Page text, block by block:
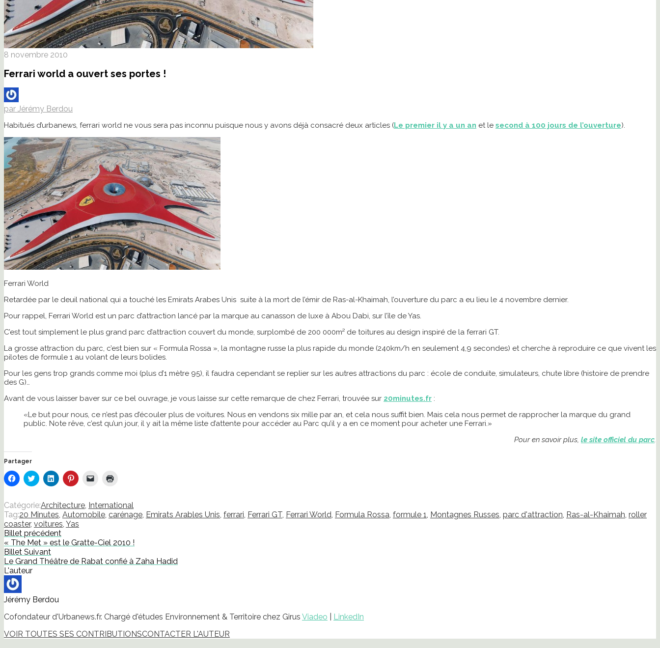
8 novembre 2010
Ferrari world a ouvert ses portes !
par Jérémy Berdou
Habitués d’urbanews, ferrari world ne vous sera pas inconnu puisque nous y avons déjà consacré deux articles (Le premier il y a un an et le second à 100 jours de l’ouverture).
Ferrari World
Retardée par le deuil national qui a touché les Emirats Arabes Unis suite à la mort de l’émir de Ras-al-Khaimah, l’ouverture du parc a eu lieu le 4 novembre dernier.
Pour rappel, Ferrari World est un parc d’attraction lancé par la marque au canasson de luxe à Abou Dabi, sur l’île de Yas.
C’est tout simplement le plus grand parc d’attraction couvert du monde, surplombé de 200 000m² de toitures au design inspiré de la ferrari GT.
La grosse attraction du parc, c’est bien sur « Formula Rossa », la montagne russe la plus rapide du monde (240km/h en seulement 4,9 secondes) et cherche à reproduire ce que vivent les
pilotes de formule 1 au volant de leurs bolides.
Pour les gens trop grands comme moi (plus d’1 mètre 95), il faudra cependant se replier sur les autres attractions du parc : école de conduite, simulateurs, chute libre (histoire de prendre
des G)…
Avant de vous laisser baver sur ce bel ouvrage, je vous laisse sur cette remarque de chez Ferrari, trouvée sur 20minutes.fr :
«Le but pour nous, ce n’est pas d’écouler plus de voitures. Nous en vendons six mille par an, et cela nous suffit bien. Mais cela nous permet de rapprocher la marque du grand
public. Note rêve, c’est qu’un jour, il y ait la même liste d’attente pour accéder au Parc qu’il y a en ce moment pour acheter une Ferrari.»
Pour en savoir plus, le site officiel du parc.
Partager
Cliquez
pour
Facebook(ouvre
dans
une
nouvelle
fenêtre)
Cliquez
pour
Twitter(ouvre
dans
une
nouvelle
fenêtre)
Cliquez
pour
LinkedIn(ouvre
dans
une
nouvelle
fenêtre)
Cliquez
pour
Pinterest(ouvre
dans
une
nouvelle
fenêtre)
Cliquer
pour
lien
par
e-
ami(ouvre
dans
nouvelle
fenêtre)
une
nouvelle
fenêtre)
Catégorie:Architecture, International
Tag:20 Minutes, Automobile, carénage, Emirats Arables Unis, ferrari, Ferrari GT, Ferrari World, Formula Rossa, formule 1, Montagnes Russes, parc d'attraction, Ras-al-Khaimah, roller
coaster, voitures, Yas
Billet précédent
« The Met » est le Gratte-Ciel 2010 !
Billet Suivant
Le Grand Théâtre de Rabat confié à Zaha Hadid
L'auteur
Jérémy Berdou
Cofondateur d'Urbanews.fr. Chargé d'études Environnement & Territoire chez Girus Viadeo
LinkedIn
VOIR TOUTES SES CONTRIBUTIONSCONTACTER L'AUTEUR